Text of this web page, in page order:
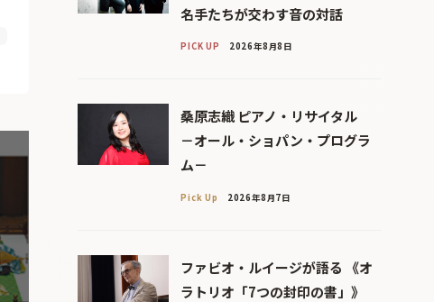
名手たちが交わす音の対話
PICK UP 2026年8月8日
桑原志織 ピアノ・リサイタル
－オール・ショパン・プログラ
ム－
Pick Up 2026年8月7日
ファビオ・ルイージが語る 《オ
ラトリオ「7つの封印の書」》